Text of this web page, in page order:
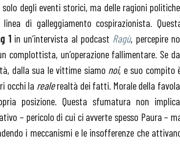
degli eventi storici, ma delle ragioni
di galleggiamento cospirazionista.
1in un’intervista al podcast Ragù, percepire
un’operazione fallimentare. Se
dalla sua le vittime siamo noi, e suo compito
occhi la realerealtà dei fatti. Morale della
posizione. Questa sfumatura non
– pericolo di cui ci avverte spesso Paura –
i meccanismi e le insofferenze che